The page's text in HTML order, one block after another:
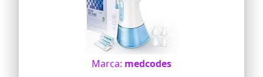
Marca: medcodes